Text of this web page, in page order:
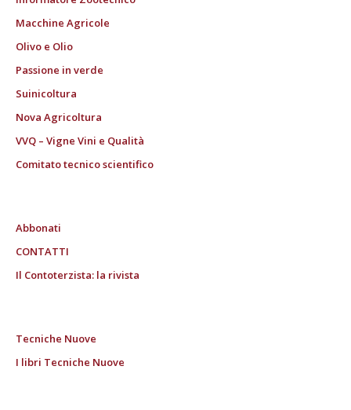
Macchine Agricole
Olivo e Olio
Passione in verde
Suinicoltura
Nova Agricoltura
VVQ – Vigne Vini e Qualità
Comitato tecnico scientifico
Abbonati
CONTATTI
Il Contoterzista: la rivista
Tecniche Nuove
I libri Tecniche Nuove